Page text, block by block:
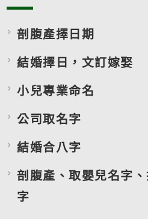
剖腹產擇日期
結婚擇日，文訂嫁娶
小兒專業命名
公司取名字
結婚合八字
剖腹產、取嬰兒名字
字